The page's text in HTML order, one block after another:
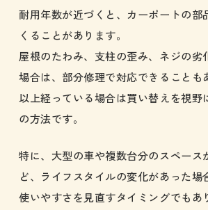
耐用年数が近づくと、カーポートの部
くることがあります。
屋根のたわみ、支柱の歪み、ネジの劣
場合は、部分修理で対応できることも
以上経っている場合は買い替えを視野
の方法です。
特に、大型の車や複数台分のスペース
ど、ライフスタイルの変化があった場
使いやすさを見直すタイミングでもあ